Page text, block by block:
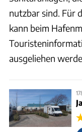
nutzbar sind. Für
kann beim
ausgeliehen